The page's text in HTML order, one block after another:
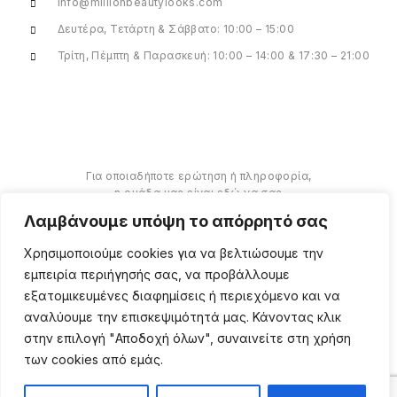
Λαμβάνουμε υπόψη το απόρρητό σας
Χρησιμοποιούμε cookies για να βελτιώσουμε την
εμπειρία περιήγησής σας, να προβάλλουμε
εξατομικευμένες διαφημίσεις ή περιεχόμενο και να
αναλύουμε την επισκεψιμότητά μας. Κάνοντας κλικ
στην επιλογή "Αποδοχή όλων", συναινείτε στη χρήση
των cookies από εμάς.
Δευτέρα, Τετάρτη & Σάββατο: 10:00 – 15:00
Τρίτη, Πέμπτη & Παρασκευή: 10:00 – 14:00 & 17:30 – 21:00
Για οποιαδήποτε ερώτηση ή πληροφορία,
η ομάδα μας είναι εδώ να σας
βοηθήσουμε.
ΠΕΡΙΣΣΌΤΕΡΑ
Copyright ©2026Million
Reserved. Κατασκευή